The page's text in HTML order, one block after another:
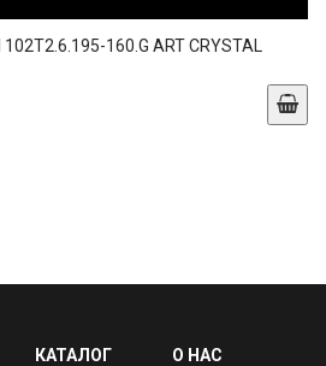
160.G ART CRYSTAL
КАТАЛОГ О НАС